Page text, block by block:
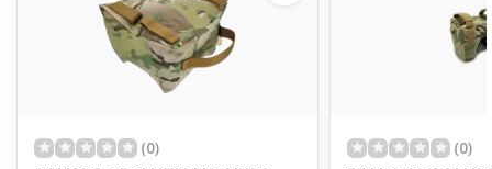
(0) (0)